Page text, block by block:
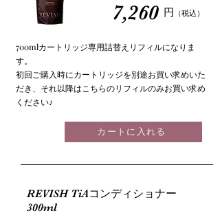
7,260 円 （税込）
700mlカートリッジ専用詰替えリフィルになりま
す。
初回ご購入時にカートリッジを別途お買い求めいた
だき、それ以降はこちらのリフィルのみお買い求め
ください♪
カートに入れる
REVISH TiAコンディショナー
300ml